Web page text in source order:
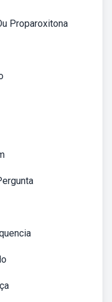
Proparoxitona